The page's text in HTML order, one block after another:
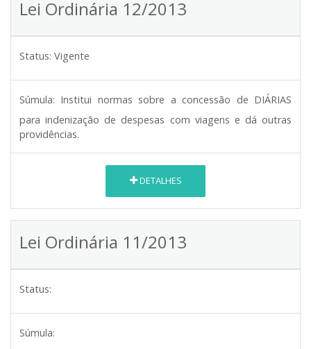
Lei Ordinária 12/2013
Status: Vigente
Súmula: Institui normas sobre a concessão de DIÁRIAS
para indenização de despesas com viagens e dá outras
providências.
DETALHES
Lei Ordinária 11/2013
Status:
Súmula: